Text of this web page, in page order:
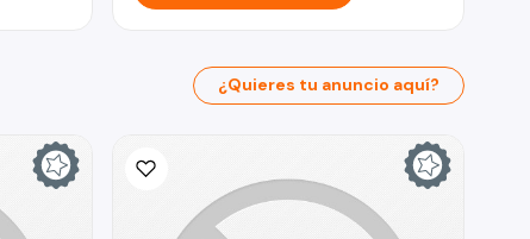
¿Quieres tu anuncio aquí?